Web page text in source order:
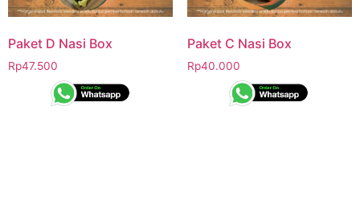
Paket D Nasi Box
Rp47.500
Paket C Nasi Box
Rp40.000